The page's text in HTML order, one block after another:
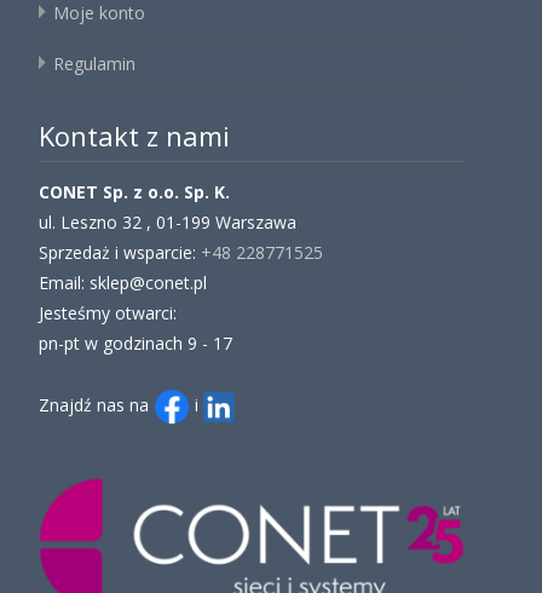
Moje konto
Regulamin
Kontakt z nami
CONET Sp. z o.o. Sp. K.
ul. Leszno 32 , 01-199 Warszawa
Sprzedaż i wsparcie: +48 228771525
Email: sklep@conet.pl
Jesteśmy otwarci:
pn-pt w godzinach 9 - 17
Znajdź nas na i